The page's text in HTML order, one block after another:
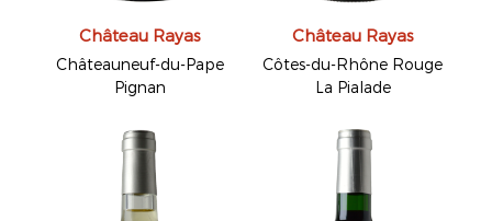
Château Rayas
Châteauneuf-du-Pape
Pignan
Château Rayas
Côtes-du-Rhône Rouge
La Pialade